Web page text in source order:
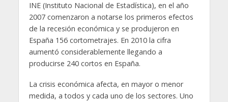
INE (Instituto Nacional de Estadística), en el año
2007 comenzaron a notarse los primeros efectos
de la recesión económica y se produjeron en
España 156 cortometrajes. En 2010 la cifra
aumentó considerablemente llegando a
producirse 240 cortos en España.
La crisis económica afecta, en mayor o menor
medida, a todos y cada uno de los sectores. Uno